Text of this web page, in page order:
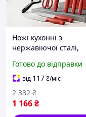
Ножі кухонні з
нержавіючої сталі,
високої якості HW-52
Готово до відправки
від 117₴/міс
1 166₴
2 332 ₴